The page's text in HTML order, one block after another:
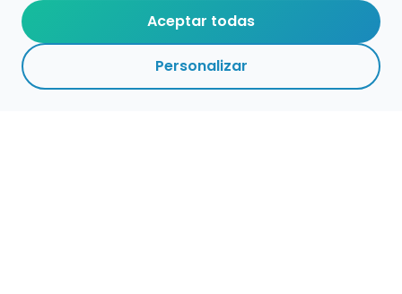
Contacta con nosotros
Aceptar todas
Personalizar